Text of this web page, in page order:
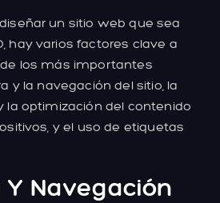
un sitio web que sea
hay varios factores clave a
los más importantes
y la navegación del sitio, la
la optimización del contenido
y el uso de etiquetas
Navegación